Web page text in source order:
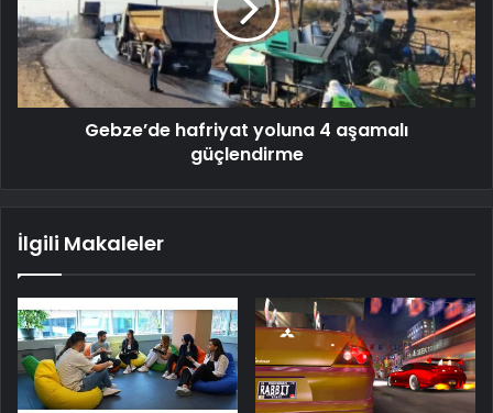
Gebze’de hafriyat yoluna 4 aşamalı
güçlendirme
İlgili Makaleler